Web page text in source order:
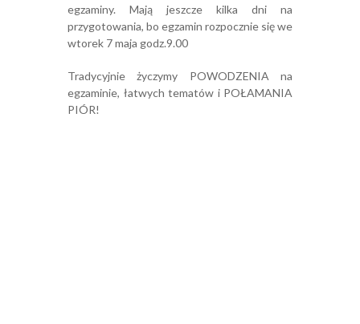
egzaminy. Mają jeszcze kilka dni na
przygotowania, bo egzamin rozpocznie się we
wtorek 7 maja godz.9.00
Tradycyjnie życzymy POWODZENIA na
egzaminie, łatwych tematów i POŁAMANIA
PIÓR!